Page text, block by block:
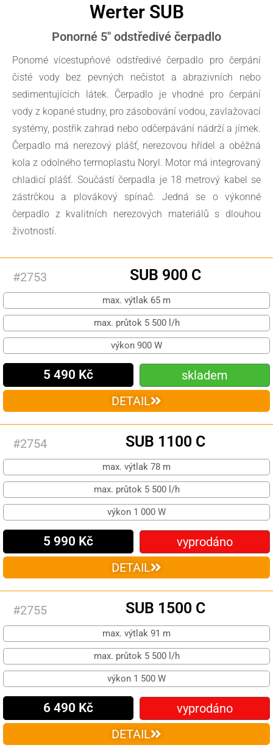
Werter SUB
Ponorné 5" odstředivé čerpadlo
Ponorné vícestupňové odstředivé čerpadlo pro čerpání
čisté vody bez pevných nečistot a abrazivních nebo
sedimentujících látek. Čerpadlo je vhodné pro čerpání
vody z kopané studny, pro zásobování vodou, zavlažovací
systémy, postřik zahrad nebo odčerpávání nádrží a jímek.
Čerpadlo má nerezový plášť, nerezovou hřídel a oběžná
kola z odolného termoplastu Noryl. Motor má integrovaný
chladicí plášť. Součástí čerpadla je 18 metrový kabel se
zástrčkou a plovákový spínač. Jedná se o výkonné
čerpadlo z kvalitních nerezových materiálů s dlouhou
životností.
#2753 SUB 900 C
max. výtlak 65 m
max. průtok 5 500 l/h
výkon 900 W
5 490 Kč
skladem
DETAIL
#2754 SUB 1100 C
max. výtlak 78 m
max. průtok 5 500 l/h
výkon 1 000 W
5 990 Kč
vyprodáno
DETAIL
#2755 SUB 1500 C
max. výtlak 91 m
max. průtok 5 500 l/h
výkon 1 500 W
6 490 Kč
vyprodáno
DETAIL